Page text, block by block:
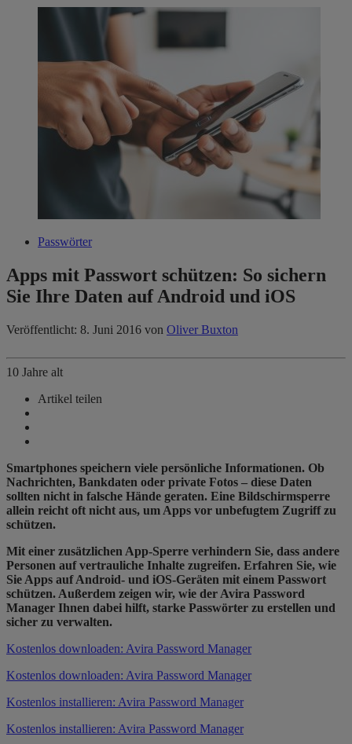
Passwörter
Apps mit Passwort schützen: So sichern
Sie Ihre Daten auf Android und iOS
Veröffentlicht: 8. Juni 2016 von Oliver Buxton
10 Jahre alt
Artikel teilen
Smartphones speichern viele persönliche Informationen. Ob
Nachrichten, Bankdaten oder private Fotos – diese Daten
sollten nicht in falsche Hände geraten. Eine Bildschirmsperre
allein reicht oft nicht aus, um Apps vor unbefugtem Zugriff zu
schützen.
Mit einer zusätzlichen App-Sperre verhindern Sie, dass andere
Personen auf vertrauliche Inhalte zugreifen. Erfahren Sie, wie
Sie Apps auf Android- und iOS-Geräten mit einem Passwort
schützen. Außerdem zeigen wir, wie der Avira Password
Manager Ihnen dabei hilft, starke Passwörter zu erstellen und
sicher zu verwalten.
Kostenlos downloaden: Avira Password Manager
Kostenlos downloaden: Avira Password Manager
Kostenlos installieren: Avira Password Manager
Kostenlos installieren: Avira Password Manager